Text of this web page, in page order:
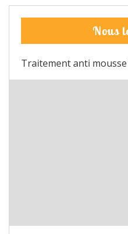
Nous
Traitement anti